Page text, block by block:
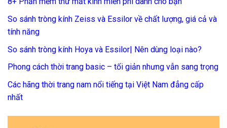
So sánh tròng kính Zeiss và Essilor về chất lượng, giá cả và
tính năng
So sánh tròng kính Hoya và Essilor| Nên dùng loại nào?
Phong cách thời trang basic – tối giản nhưng vẫn sang trọng
Các hãng thời trang nam nổi tiếng tại Việt Nam đẳng cấp
nhất